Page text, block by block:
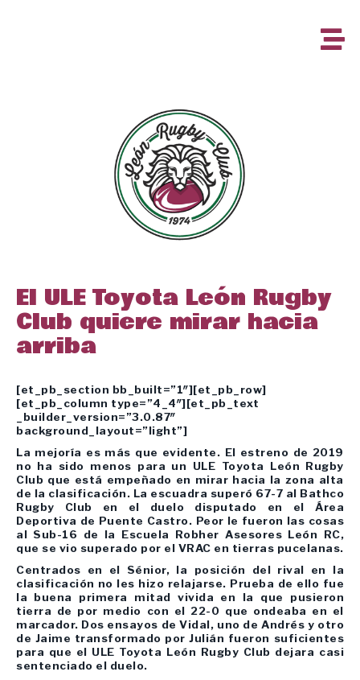
El ULE Toyota León Rugby
Club quiere mirar hacia
arriba
[et_pb_section bb_built=”1″][et_pb_row]
[et_pb_column type=”4_4″][et_pb_text
_builder_version=”3.0.87″
background_layout=”light”]
La mejoría es más que evidente. El estreno de 2019
no ha sido menos para un ULE Toyota León Rugby
Club que está empeñado en mirar hacia la zona alta
de la clasificación. La escuadra superó 67-7 al Bathco
Rugby Club en el duelo disputado en el Área
Deportiva de Puente Castro. Peor le fueron las cosas
al Sub-16 de la Escuela Robher Asesores León RC,
que se vio superado por el VRAC en tierras pucelanas.
Centrados en el Sénior, la posición del rival en la
clasificación no les hizo relajarse. Prueba de ello fue
la buena primera mitad vivida en la que pusieron
tierra de por medio con el 22-0 que ondeaba en el
marcador. Dos ensayos de Vidal, uno de Andrés y otro
de Jaime transformado por Julián fueron suficientes
para que el ULE Toyota León Rugby Club dejara casi
sentenciado el duelo.